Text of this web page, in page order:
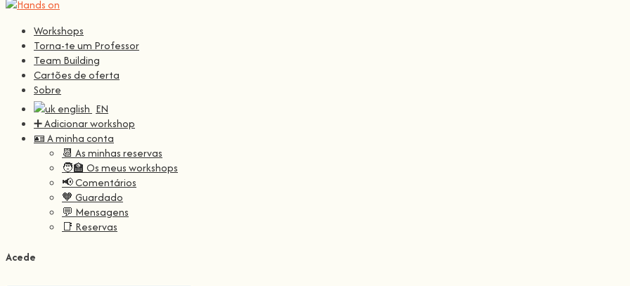
Workshops
Torna-te um Professor
Team Building
Cartões de oferta
Sobre
EN
➕ Adicionar workshop
🪪 A minha conta
📆 As minhas reservas
🧑‍🏫 Os meus workshops
📢 Comentários
🧡 Guardado
💬 Mensagens
📑 Reservas
Acede